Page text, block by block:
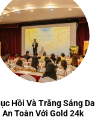
Hồi Và Trắng Sáng Da
An Toàn Với Gold 24k